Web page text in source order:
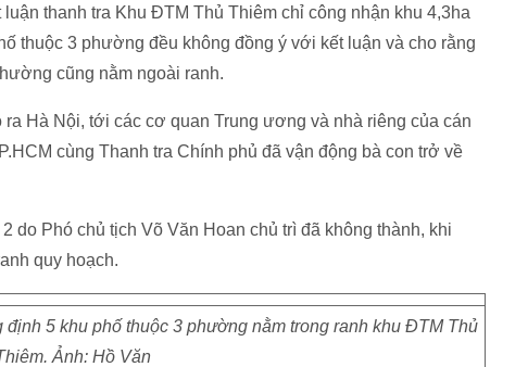
thanh tra Khu ĐTM Thủ Thiêm chỉ công nhận khu 4,3ha
thuộc 3 phường đều không đồng ý với kết luận và cho rằng
cũng nằm ngoài ranh.
Hà Nội, tới các cơ quan Trung ương và nhà riêng của cán
cùng Thanh tra Chính phủ đã vận động bà con trở về
do Phó chủ tịch Võ Văn Hoan chủ trì đã không thành, khi
quy hoạch.
5 khu phố thuộc 3 phường nằm trong ranh khu ĐTM Thủ
Ảnh: Hồ Văn